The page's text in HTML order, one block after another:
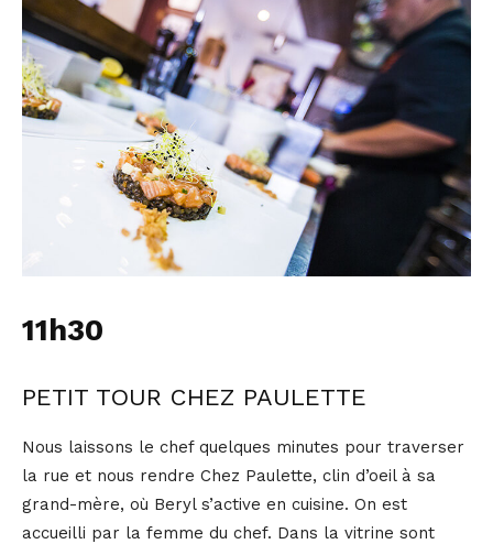
11h30
PETIT TOUR CHEZ PAULETTE
Nous laissons le chef quelques minutes pour traverser
la rue et nous rendre Chez Paulette, clin d’oeil à sa
grand-mère, où Beryl s’active en cuisine. On est
accueilli par la femme du chef. Dans la vitrine sont